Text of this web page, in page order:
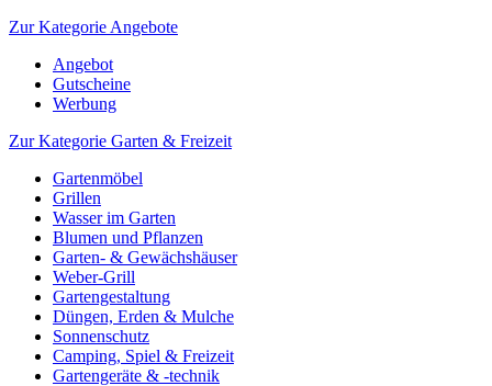
Zur Kategorie Angebote
Angebot
Gutscheine
Werbung
Zur Kategorie Garten & Freizeit
Gartenmöbel
Grillen
Wasser im Garten
Blumen und Pflanzen
Garten- & Gewächshäuser
Weber-Grill
Gartengestaltung
Düngen, Erden & Mulche
Sonnenschutz
Camping, Spiel & Freizeit
Gartengeräte & -technik